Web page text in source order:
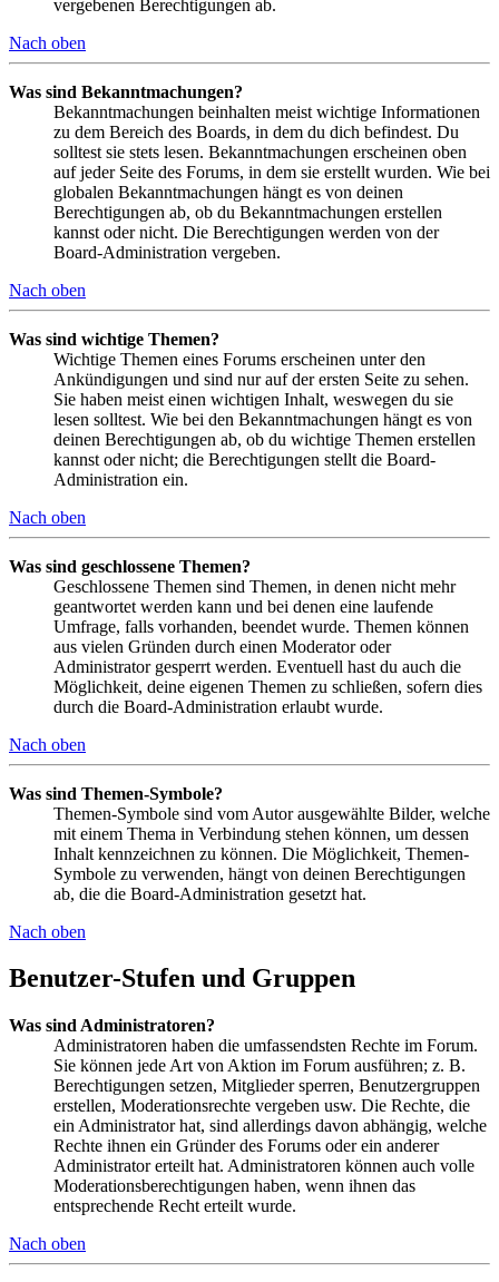
vergebenen Berechtigungen ab.
Nach oben
Was sind Bekanntmachungen?
Bekanntmachungen beinhalten meist wichtige Informationen
zu dem Bereich des Boards, in dem du dich befindest. Du
solltest sie stets lesen. Bekanntmachungen erscheinen oben
auf jeder Seite des Forums, in dem sie erstellt wurden. Wie bei
globalen Bekanntmachungen hängt es von deinen
Berechtigungen ab, ob du Bekanntmachungen erstellen
kannst oder nicht. Die Berechtigungen werden von der
Board-Administration vergeben.
Nach oben
Was sind wichtige Themen?
Wichtige Themen eines Forums erscheinen unter den
Ankündigungen und sind nur auf der ersten Seite zu sehen.
Sie haben meist einen wichtigen Inhalt, weswegen du sie
lesen solltest. Wie bei den Bekanntmachungen hängt es von
deinen Berechtigungen ab, ob du wichtige Themen erstellen
kannst oder nicht; die Berechtigungen stellt die Board-
Administration ein.
Nach oben
Was sind geschlossene Themen?
Geschlossene Themen sind Themen, in denen nicht mehr
geantwortet werden kann und bei denen eine laufende
Umfrage, falls vorhanden, beendet wurde. Themen können
aus vielen Gründen durch einen Moderator oder
Administrator gesperrt werden. Eventuell hast du auch die
Möglichkeit, deine eigenen Themen zu schließen, sofern dies
durch die Board-Administration erlaubt wurde.
Nach oben
Was sind Themen-Symbole?
Themen-Symbole sind vom Autor ausgewählte Bilder, welche
mit einem Thema in Verbindung stehen können, um dessen
Inhalt kennzeichnen zu können. Die Möglichkeit, Themen-
Symbole zu verwenden, hängt von deinen Berechtigungen
ab, die die Board-Administration gesetzt hat.
Nach oben
Benutzer-Stufen und Gruppen
Was sind Administratoren?
Administratoren haben die umfassendsten Rechte im Forum.
Sie können jede Art von Aktion im Forum ausführen; z. B.
Berechtigungen setzen, Mitglieder sperren, Benutzergruppen
erstellen, Moderationsrechte vergeben usw. Die Rechte, die
ein Administrator hat, sind allerdings davon abhängig, welche
Rechte ihnen ein Gründer des Forums oder ein anderer
Administrator erteilt hat. Administratoren können auch volle
Moderationsberechtigungen haben, wenn ihnen das
entsprechende Recht erteilt wurde.
Nach oben